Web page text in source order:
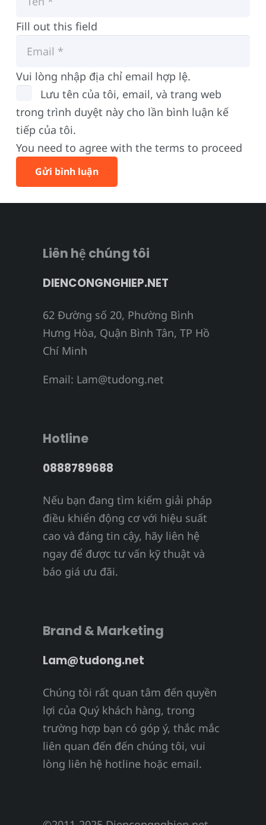
Fill out this field
Vui lòng nhập địa chỉ email hợp lệ.
Lưu tên của tôi, email, và trang web
trong trình duyệt này cho lần bình luận kế
tiếp của tôi.
You need to agree with the terms to proceed
Gửi bình luận
Liên hệ chúng tôi
DIENCONGNGHIEP.NET
62 Đường số 20, Phường Bình
Hưng Hòa, Quận Bình Tân, TP Hồ
Chí Minh
Email: Lam@tudong.net
Hotline
0888789688
Nếu bạn đang tìm kiếm giải pháp
điều khiển động cơ với hiệu suất
cao và đáng tin cậy, hãy liên hệ
ngay để được tư vấn kỹ thuật và
báo giá ưu đãi.
Brand & Marketing
Lam@tudong.net
Chúng tôi rất quan tâm đến quyền
lợi của Quý khách hàng, trong
trường hợp bạn có góp ý, thắc mắc
liên quan đến đến chúng tôi, vui
lòng liên hệ hotline hoặc email.